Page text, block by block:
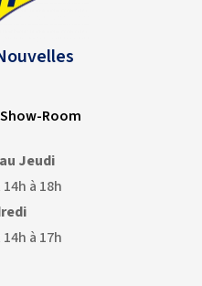
Room
Jeudi
à 18h
à 17h